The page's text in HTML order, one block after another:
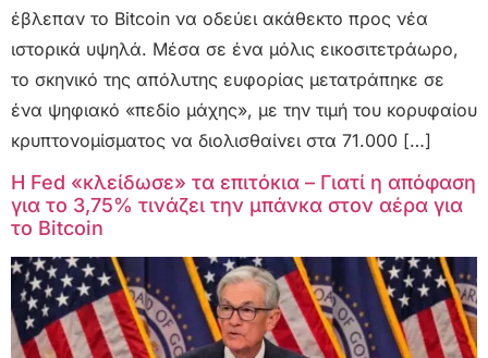
έβλεπαν το Bitcoin να οδεύει ακάθεκτο προς νέα
ιστορικά υψηλά. Μέσα σε ένα μόλις εικοσιτετράωρο,
το σκηνικό της απόλυτης ευφορίας μετατράπηκε σε
ένα ψηφιακό «πεδίο μάχης», με την τιμή του κορυφαίου
κρυπτονομίσματος να διολισθαίνει στα 71.000 […]
Η Fed «κλείδωσε» τα επιτόκια – Γιατί η απόφαση
για το 3,75% τινάζει την μπάνκα στον αέρα για
το Bitcoin